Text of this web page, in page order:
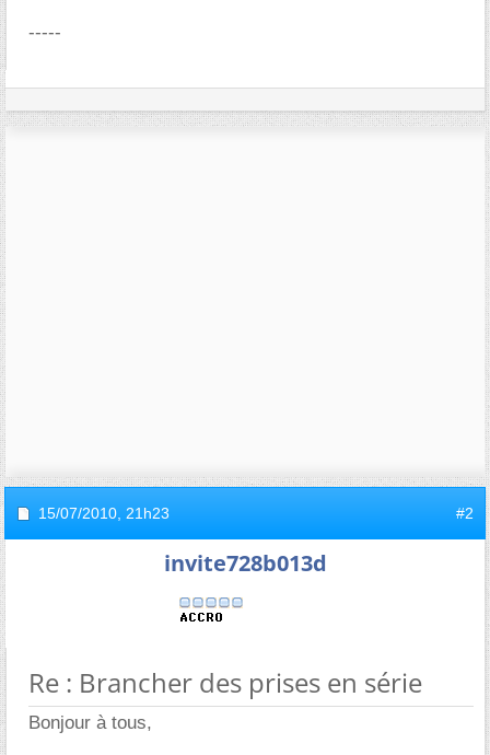
-----
15/07/2010, 21h23 #2
invite728b013d
Re : Brancher des prises en série
Bonjour à tous,